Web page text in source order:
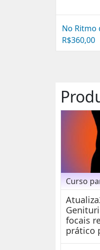
No Ritmo
R$360,00
Curso
focais
prático